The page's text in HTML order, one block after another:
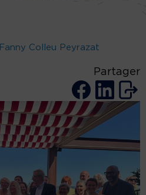
Fanny Colleu Peyrazat
Partager